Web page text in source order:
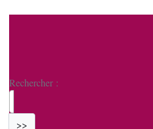
Rechercher :
>>